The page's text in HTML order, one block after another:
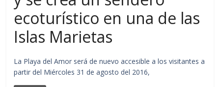
ecoturístico en una de las
Islas Marietas
La Playa del Amor será de nuevo accesible a los visitantes a
partir del Miércoles 31 de agosto del 2016,